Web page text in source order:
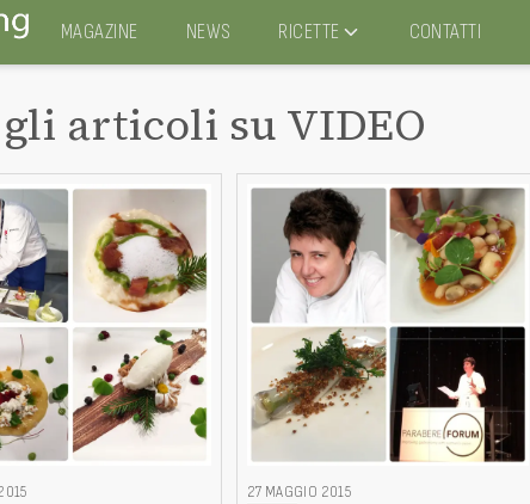
MAGAZINE NEWS RICETTE CONTATTI
articoli su VIDEO
27 MAGGIO 2015